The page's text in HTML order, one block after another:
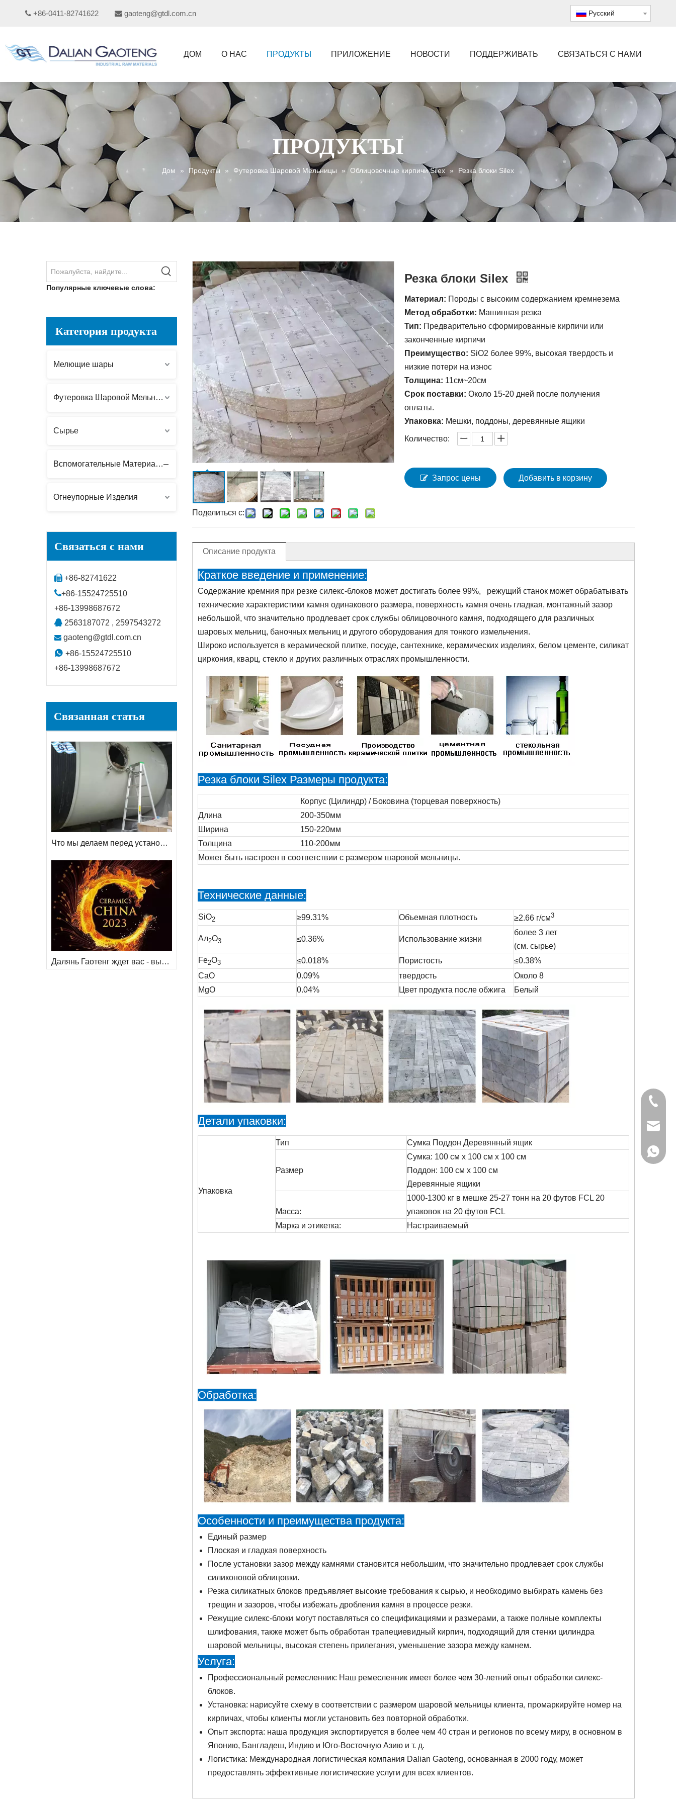
 +86-0411-82741622  gaoteng@gtdl.com.cn Pусский
ДОМ О НАС ПРОДУКТЫ ПРИЛОЖЕНИЕ НОВОСТИ ПОДДЕРЖИВАТЬ СВЯЗАТЬСЯ С НАМИ
ПРОДУКТЫ
Дом » Продукты » Футеровка Шаровой Мельницы » Облицовочные кирпичи Silex » Резка блоки Silex
Популярные ключевые слова:
Категория продукта
Мелющие шары
Футеровка Шаровой Мельницы
Сырье
Вспомогательные Материалы
Огнеупорные Изделия
Связаться с нами
 +86-82741622
+86-15524725510
+86-13998687672
 2563187072 , 2597543272
 gaoteng@gtdl.com.cn
 +86-15524725510
+86-13998687672
Связанная статья
Что мы делаем перед установкой футеровочных кирпичей для шаровой мельницы
Далянь Гаотенг ждет вас - выставка керамики 2023 в Гуанчжоу
Поделиться с:
Резка блоки Silex
Материал: Породы с высоким содержанием кремнезема
Метод обработки: Машинная резка
Тип: Предварительно сформированные кирпичи или
законченные кирпичи
Преимущество: SiO2 более 99%, высокая твердость и
низкие потери на износ
Толщина: 11см~20см
Срок поставки: Около 15-20 дней после получения
оплаты.
Упаковка: Мешки, поддоны, деревянные ящики
Количество:
Запрос цены Добавить в корзину
Описание продукта
Краткое введение и применение:
Содержание кремния при резке силекс-блоков может достигать более 99%, режущий станок может обрабатывать
технические характеристики камня одинакового размера, поверхность камня очень гладкая, монтажный зазор
небольшой, что значительно продлевает срок службы облицовочного камня, подходящего для различных
шаровых мельниц, баночных мельниц и другого оборудования для тонкого измельчения.
Широко используется в керамической плитке, посуде, сантехнике, керамических изделиях, белом цементе, силикат
циркония, кварц, стекло и других различных отраслях промышленности.
Резка блоки Silex Размеры продукта:
Корпус (Цилиндр) / Боковина (торцевая поверхность)
Длина
200-350мм
Ширина
150-220мм
Толщина
110-200мм
Может быть настроен в соответствии с размером шаровой мельницы.
Технические данные:
SiO2 ≥99.31% Объемная плотность ≥2.66 г/см3
Ал2O3 ≤0.36% Использование жизни
более 3 лет
(см. сырье)
Fe2O3 ≤0.018% Пористость
≤0.38%
СаО
0.09% твердость
Около 8
MgO
0.04% Цвет продукта после обжига Белый
Детали упаковки:
Упаковка
Тип Сумка Поддон Деревянный ящик
Размер
Сумка: 100 см х 100 см х 100 см
Поддон: 100 см х 100 см
Деревянные ящики
Масса:
1000-1300 кг в мешке 25-27 тонн на 20 футов FCL 20
упаковок на 20 футов FCL
Марка и этикетка:
Настраиваемый
Обработка:
Особенности и преимущества продукта:
Единый размер
Плоская и гладкая поверхность
После установки зазор между камнями становится небольшим, что значительно продлевает срок службы
силиконовой облицовки.
Резка силикатных блоков предъявляет высокие требования к сырью, и необходимо выбирать камень без
трещин и зазоров, чтобы избежать дробления камня в процессе резки.
Режущие силекс-блоки могут поставляться со спецификациями и размерами, а также полные комплекты
шлифования, также может быть обработан трапециевидный кирпич, подходящий для стенки цилиндра
шаровой мельницы, высокая степень прилегания, уменьшение зазора между камнем.
Услуга:
Профессиональный ремесленник: Наш ремесленник имеет более чем 30-летний опыт обработки силекс-
блоков.
Установка: нарисуйте схему в соответствии с размером шаровой мельницы клиента, промаркируйте номер на
кирпичах, чтобы клиенты могли установить без повторной обработки.
Опыт экспорта: наша продукция экспортируется в более чем 40 стран и регионов по всему миру, в основном в
Японию, Бангладеш, Индию и Юго-Восточную Азию и т. д.
Логистика: Международная логистическая компания Dalian Gaoteng, основанная в 2000 году, может
предоставлять эффективные логистические услуги для всех клиентов.
+86-
+86-